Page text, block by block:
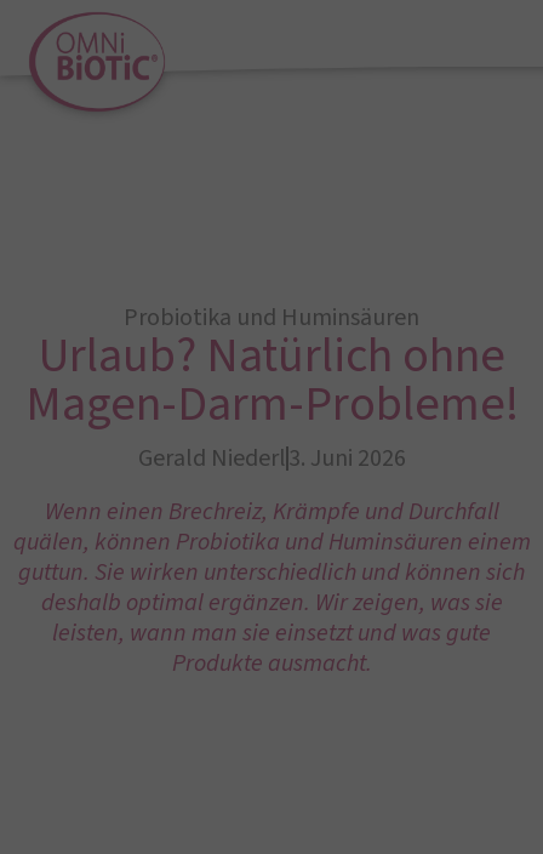
Probiotika und Huminsäuren
Urlaub? Natürlich ohne
Magen-Darm-Probleme!
Gerald Niederl3. Juni 2026
Wenn einen Brechreiz, Krämpfe und Durchfall
quälen, können Probiotika und Huminsäuren einem
guttun. Sie wirken unterschiedlich und können sich
deshalb optimal ergänzen. Wir zeigen, was sie
leisten, wann man sie einsetzt und was gute
Produkte ausmacht.